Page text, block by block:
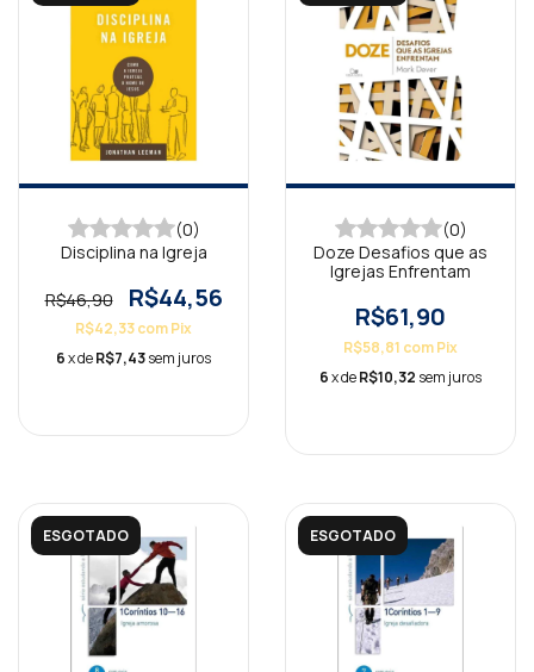
(0)
Disciplina na Igreja
R$46,90 R$44,56
R$42,33comPix
6x deR$7,43sem juros
(0)
Doze Desafios que as
Igrejas Enfrentam
R$61,90
R$58,81 comPix
6x deR$10,32 sem juros
ESGOTADO ESGOTADO